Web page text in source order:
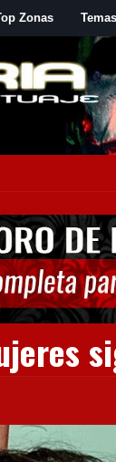
Zonas Temas